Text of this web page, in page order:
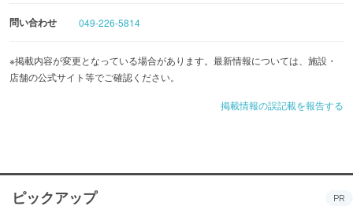
問い合わせ 049-226-5814
※掲載内容が変更となっている場合があります。最新情報については、施設・
店舗の公式サイト等でご確認ください。
掲載情報の誤記載を報告する
ピックアップ PR